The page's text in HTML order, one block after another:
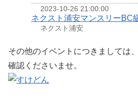
2023-10-26 21:00:00
ネクスト浦安マンスリーBC
ネクスト浦安
その他のイベントにつきましては
確認くださいませ。